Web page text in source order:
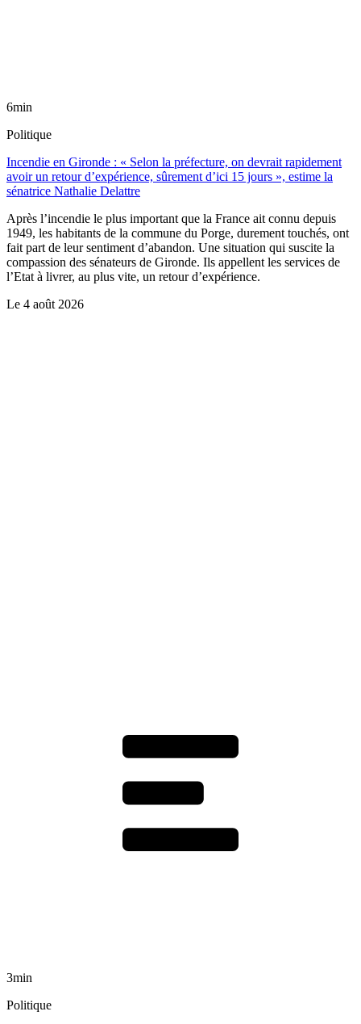
6min
Politique
Incendie en Gironde : « Selon la préfecture, on devrait rapidement
avoir un retour d’expérience, sûrement d’ici 15 jours », estime la
sénatrice Nathalie Delattre
Après l’incendie le plus important que la France ait connu depuis
1949, les habitants de la commune du Porge, durement touchés, ont
fait part de leur sentiment d’abandon. Une situation qui suscite la
compassion des sénateurs de Gironde. Ils appellent les services de
l’Etat à livrer, au plus vite, un retour d’expérience.
Le 4 août 2026
3min
Politique